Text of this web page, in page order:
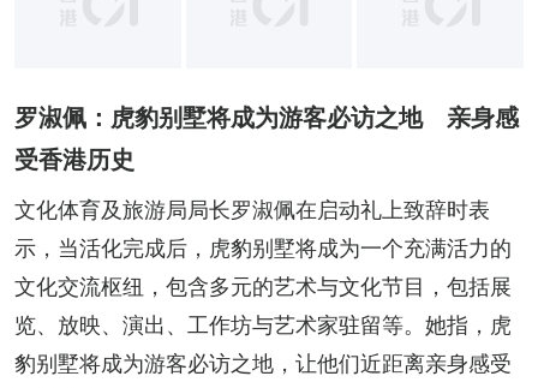
+ 1
罗淑佩：虎豹别墅将成为游客必访之地 亲身感
受香港历史
文化体育及旅游局局长罗淑佩在启动礼上致辞时表
示，当活化完成后，虎豹别墅将成为一个充满活力的
文化交流枢纽，包含多元的艺术与文化节目，包括展
览、放映、演出、工作坊与艺术家驻留等。她指，虎
豹别墅将成为游客必访之地，让他们近距离亲身感受